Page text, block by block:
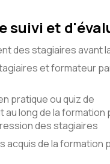
suivi et
des stagiaires avant
et formateur
pratique ou quiz de
au long de la
des stagiaires
acquis de la formation